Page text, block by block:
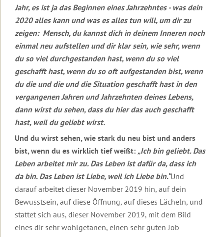
Juli
2019
Juni
2019
Mai
2019
April
2019
März
Februar
2019
Januar
2019
Jahresbotschaft
2019
Jahr, es ist ja das Beginnen eines Jahrzehntes - was dein
2020 alles kann und was es alles tun will, um dir zu
zeigen: Mensch, du kannst dich in deinem Inneren noch
einmal neu aufstellen und dir klar sein, wie sehr, wenn
du so viel durchgestanden hast, wenn du so viel
geschafft hast, wenn du so oft aufgestanden bist, wenn
du die und die und die Situation geschafft hast in den
vergangenen Jahren und Jahrzehnten deines Lebens,
dann wirst du sehen, dass du hier das auch geschafft
hast, weil du geliebt wirst.
Und du wirst sehen, wie stark du neu bist und anders
bist, wenn du es wirklich tief weißt: „Ich bin geliebt. Das
Leben arbeitet mir zu. Das Leben ist dafür da, dass ich
da bin. Das Leben ist Liebe, weil ich Liebe bin.“Und
darauf arbeitet dieser November 2019 hin, auf dein
Bewusstsein, auf diese Öffnung, auf dieses Lächeln, und
stattet sich aus, dieser November 2019, mit dem Bild
eines dir sehr wohlgetanen, einen sehr guten Job